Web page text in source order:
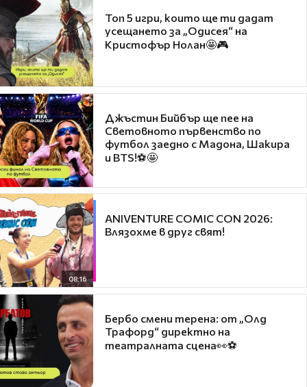
Топ 5 игри, които ще ти дадат
усещането за „Одисея“ на
Кристофър Нолан🤩🎮
Джъстин Бийбър ще пее на
Световното първенство по
футбол заедно с Мадона, Шакира
и BTS!⚽🤩
08:16
ANIVENTURE COMIC CON 2026:
Влязохме в друг свят!
Бербо смени терена: от „Олд
Трафорд“ директно на
театралната сцена👀⚽